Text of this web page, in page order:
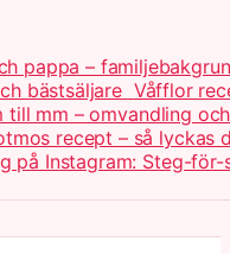
pappa –
bästsäljare Våfflor
till mm – omvandling
recept – så lyckas
på Instagram: Steg-